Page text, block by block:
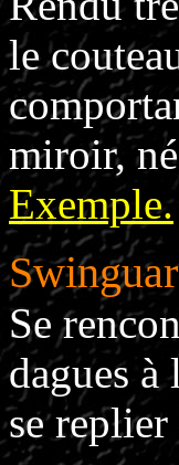
le
miroir,
Exemple.
Se
dagues
se